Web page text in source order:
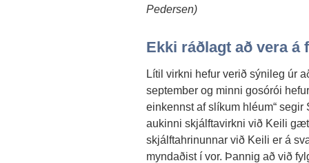
Pedersen)
Ekki ráðlagt að vera
Lítil virkni hefur verið sýnileg úr
september og minni gosórói
einkennst af slíkum hléum“
aukinni skjálftavirkni við Keili
skjálftahrinunnar við Keili er á
myndaðist í vor. Þannig að við